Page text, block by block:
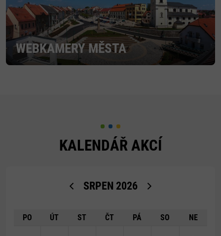
WEBKAMERY MĚSTA
KALENDÁŘ AKCÍ
<Dříve
SRPEN 2026
PO ÚT ST ČT PÁ SO NE